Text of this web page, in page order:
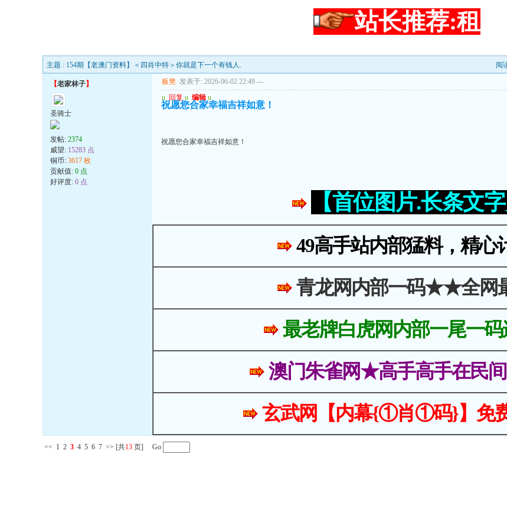
站长推荐:租
主题 : 154期【老澳门资料】＜四肖中特＞你就是下一个有钱人. 阅
【老家林子】
圣骑士
发帖: 2374
威望: 15283 点
铜币: 3617 枚
贡献值: 0 点
好评度: 0 点
板凳 发表于: 2026-06-02 22:49 ---
u 回复 u 编辑 u
祝愿您合家幸福吉祥如意！
祝愿您合家幸福吉祥如意！
【首位图片.长条文
49高手站内部猛料，精心
青龙网内部一码★★全网
最老牌白虎网内部一尾一
澳门朱雀网★高手高手在民
玄武网【内幕{①肖①码}】免
<< 1 2 3 4 5 6 7 >> [共13 页] Go